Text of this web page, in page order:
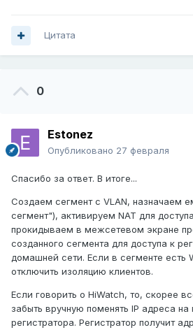
для сегмента VLAN, а также
Цитата
0
Estonez
Опубликовано 27 февраля
Спасибо за ответ. В итоге...
Создаем сегмент с VLAN, назначаем
сегмент"), активируем NAT для
прокидываем в межсетевом экране
созданного сегмента для доступа к
домашней сети. Если в сегменте есть
отключить изоляцию клиентов.
Если говорить о HiWatch, то, скорее
забыть вручную поменять IP адреса
регистратора. Регистратор получит